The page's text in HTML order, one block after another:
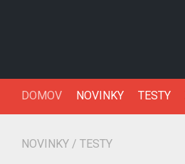
DOMOV NOVINKY TESTY
NOVINKY / TESTY